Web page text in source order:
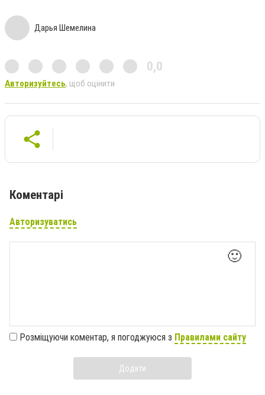
Дарья Шемелина
0,0
Авторизуйтесь, щоб оцінити
Коментарі
Авторизуватись
🙂
Розміщуючи коментар, я погоджуюся з Правилами сайту
Додати